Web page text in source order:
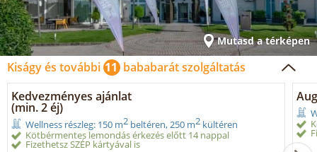
Mutasd a térképen
Kiságy és további 11 bababarát szolgáltatás
Kedvezményes ajánlat
(min. 2 éj)
Wellness részleg: 150 m2 beltéren, 250 m2 kültéren
Kötbérmentes lemondás érkezés előtt 14 nappal
Fizethetsz SZÉP kártyával is